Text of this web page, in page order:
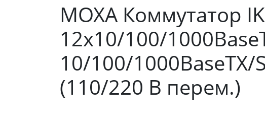
MOXA Коммутатор
12x10/100/
10/100/1000BaseTX/
(110/220 В перем.)